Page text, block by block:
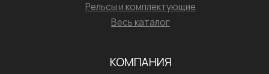
Рельсы и комплектующие
Весь каталог
КОМПАНИЯ